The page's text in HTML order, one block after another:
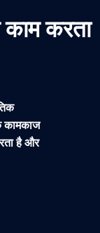
करता
कामकाज
है और